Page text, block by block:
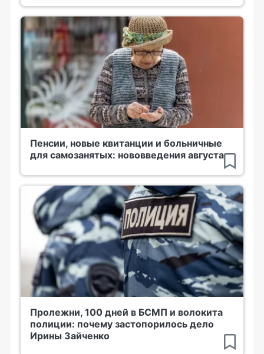
Пенсии, новые квитанции и больничные
для самозанятых: нововведения августа
Пролежни, 100 дней в БСМП и волокита
полиции: почему застопорилось дело
Ирины Зайченко